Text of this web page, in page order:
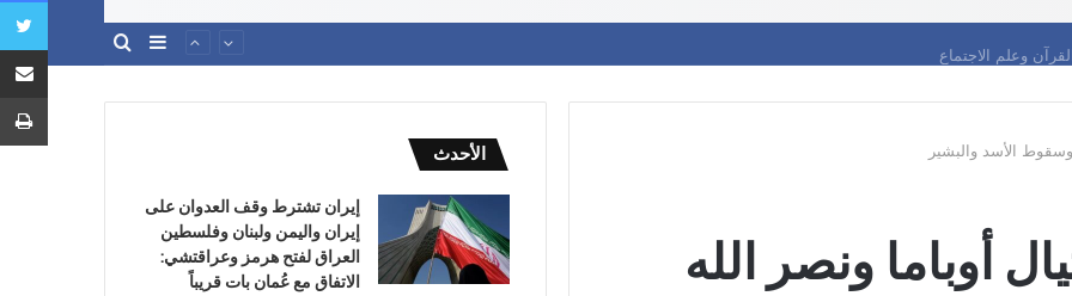
وعلم الاجتماع
إضافة
الأسد والبشير
أوباما ونصر الله
الأحدث
إيران تشترط وقف العدوان على
إيران واليمن ولبنان وفلسطين
العراق لفتح هرمز وعراقتشي:
الاتفاق مع عُمان بات قريباً